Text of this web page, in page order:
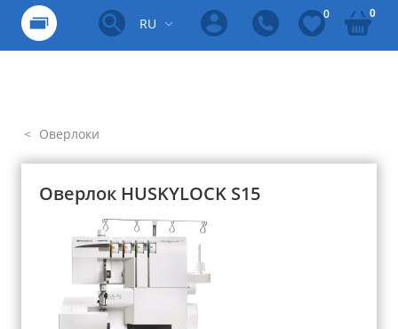
RU
0 0
Оверлоки
Оверлок HUSKYLOCK S15